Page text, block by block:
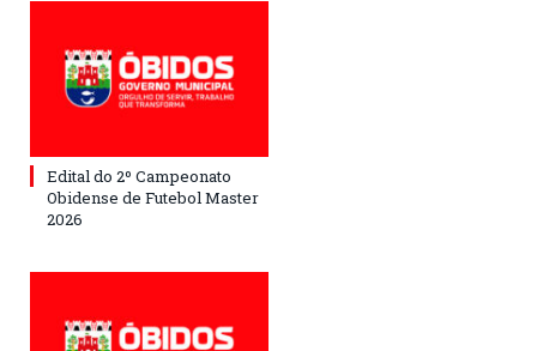
Edital do 2º Campeonato
Obidense de Futebol Master
2026